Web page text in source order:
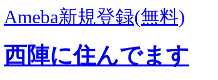
Ameba新規登録(無料)
西陣に住んでます